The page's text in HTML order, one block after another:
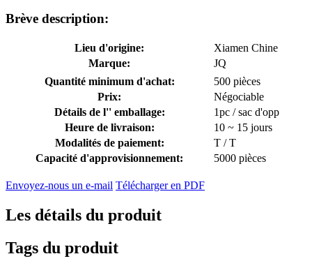
Brève description:
Lieu d'origine:
Xiamen Chine
Marque:
JQ
Quantité minimum d'achat:
500 pièces
Prix:
Négociable
Détails de l'' emballage:
1pc / sac d'opp
Heure de livraison:
10 ~ 15 jours
Modalités de paiement:
T / T
Capacité d'approvisionnement:
5000 pièces
Envoyez-nous un e-mail Télécharger en PDF
Les détails du produit
Tags du produit